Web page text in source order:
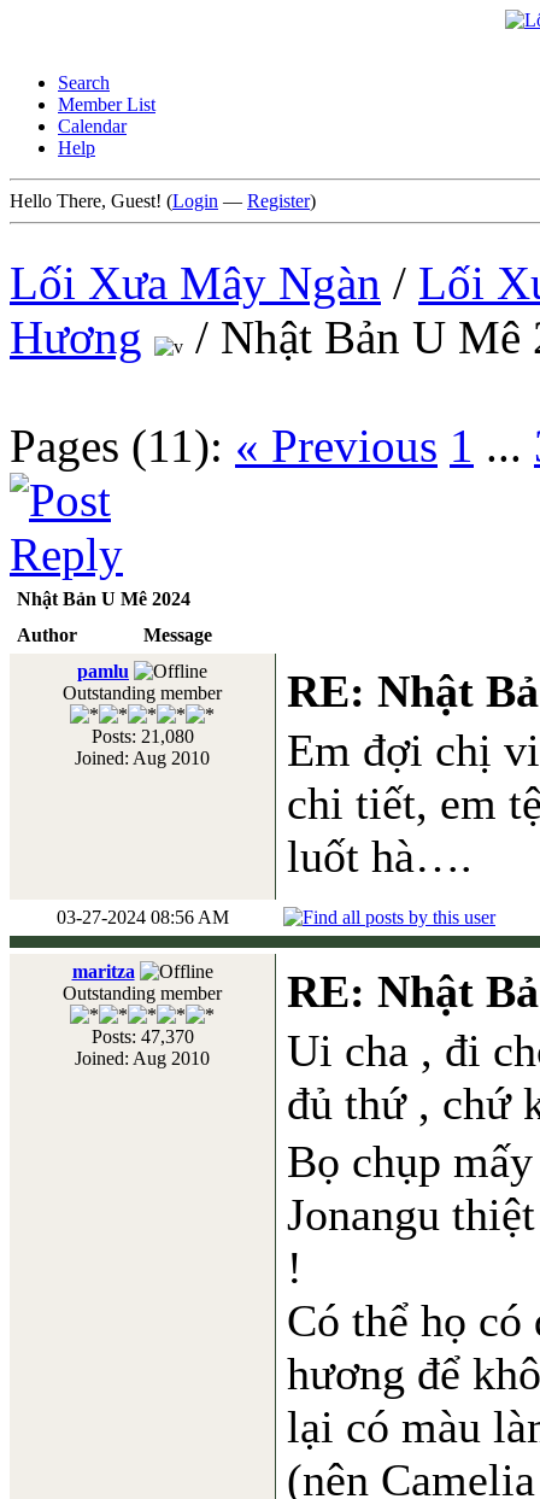
Search
Member List
Calendar
Help
Hello There, Guest! (Login — Register)
Lối Xưa Mây Ngàn / Lối
Hương
/ Nhật Bản U Mê
Pages (11): « Previous 1 ...
Nhật Bản U Mê 2024
Author
Message
pamlu
Outstanding member
Posts: 21,080
Joined: Aug 2010
RE: Nhật
Em đợi chị
chi tiết, em
luốt hà….
03-27-2024 08:56 AM
maritza
Outstanding member
Posts: 47,370
Joined: Aug 2010
RE: Nhật
Ui cha , đi
đủ thứ , chứ
Bọ chụp
Jonangu
!
Có thể họ có
hương để
lại có màu
(nên